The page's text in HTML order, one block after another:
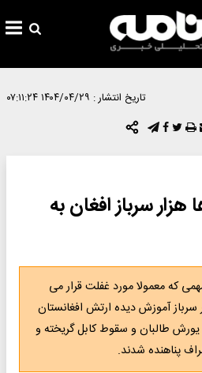
تاریخ انتشار : ۱۴۰۴/۰۴/۲۹ ۰۷:۱۱:۲۴
سرباز افغان به
که معمولا مورد غفلت قرار می
سرباز آموزش دیده ارتش افغانستان
طالبان و سقوط کابل گریخته و
پناهنده شدند.